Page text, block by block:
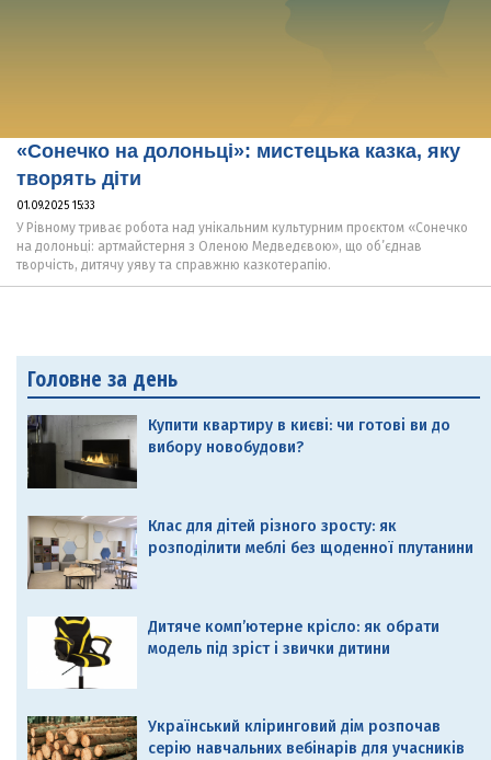
«Сонечко на долоньці»: мистецька казка, яку
творять діти
01.09.2025 15:33
У Рівному триває робота над унікальним культурним проєктом «Сонечко
на долоньці: артмайстерня з Оленою Медведєвою», що об’єднав
творчість, дитячу уяву та справжню казкотерапію.
Головне за день
Купити квартиру в києві: чи готові ви до
вибору новобудови?
Клас для дітей різного зросту: як
розподілити меблі без щоденної плутанини
Дитяче комп’ютерне крісло: як обрати
модель під зріст і звички дитини
Український кліринговий дім розпочав
серію навчальних вебінарів для учасників